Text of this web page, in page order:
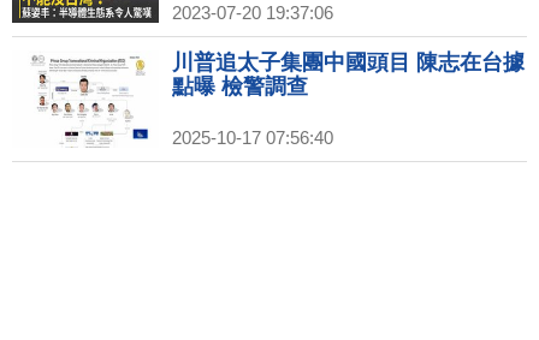
2023-07-20 19:37:06
川普追太子集團中國頭目 陳志在台據
點曝 檢警調查
2025-10-17 07:56:40